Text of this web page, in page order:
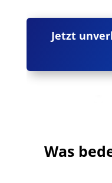
Jetzt
Was